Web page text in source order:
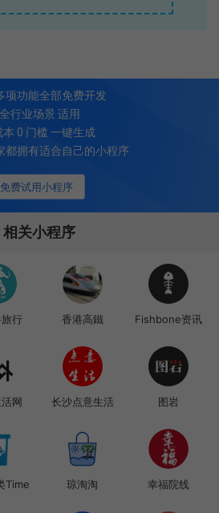
免费试用小程序
项功能全部免费开发
全行业场景 适用
本 0 门槛 一键生成
都拥有适合自己的小程序
相关小程序
行 香港高鐵 Fishbone资讯
网 长沙点意生活 图岩
Time 琼淘淘 幸福院线